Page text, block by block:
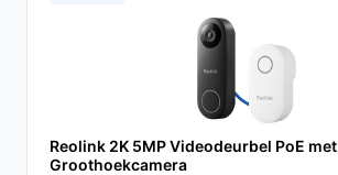
past bij jouw behoeften!
Reolink 2K 5MP Videodeurbel PoE met
Groothoekcamera